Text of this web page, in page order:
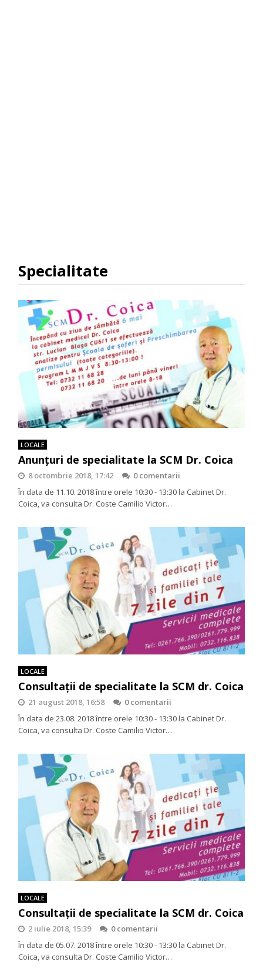
Specialitate
LOCALE
Anunţuri de specialitate la SCM Dr. Coica
8 octombrie 2018, 17:42
0 comentarii
În data de 11.10. 2018 între orele 10:30 - 13:30 la Cabinet Dr.
Coica, va consulta Dr. Coste Camilio Victor…
LOCALE
Consultații de specialitate la SCM dr. Coica
21 august 2018, 16:58
0 comentarii
În data de 23.08. 2018 între orele 10:30 - 13:30 la Cabinet Dr.
Coica, va consulta Dr. Coste Camilio Victor…
LOCALE
Consultații de specialitate la SCM dr. Coica
2 iulie 2018, 15:39
0 comentarii
În data de 05.07. 2018 între orele 10:30 - 13:30 la Cabinet Dr.
Coica, va consulta Dr. Coste Camilio Victor…